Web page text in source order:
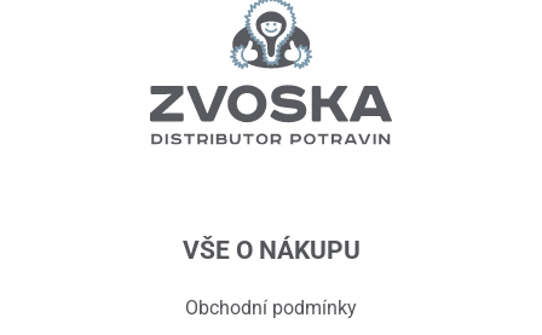
VŠE O NÁKUPU
Obchodní podmínky